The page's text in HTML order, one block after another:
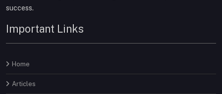
success.
Important Links
Home
Articles